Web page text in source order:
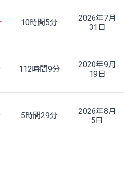
10時間5分
2026年7月
31日
112時間9分
2020年9月
19日
5時間29分
2026年8月
5日